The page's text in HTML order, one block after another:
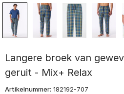
Langere broek van
geruit - Mix+ Relax
Artikelnummer: 182192-707